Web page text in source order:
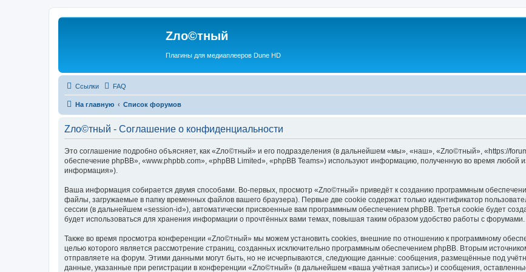
Zло©тный
Плагины для медиаплееров Dune HD
Ссылки FAQ
На главную Список форумов
Zло©тный - Соглашение о конфиденциальности
Это соглашение подробно объясняет, как «Zло©тный» и его подразделения (в дальнейшем «мы», «наш», «Zло©тный», «https://
обеспечение phpBB», «www.phpbb.com», «phpBB Limited», «phpBB Teams») используют информацию, полученную во время любой
информация»).
Ваша информация собирается двумя способами. Во-первых, просмотр «Zло©тный» приведёт к созданию программным
файлы, загружаемые в папку временных файлов вашего браузера). Первые две cookie содержат только идентификатор
сессии (в дальнейшем «session-id»), автоматически присвоенные вам программным обеспечением phpBB. Третья cookie будет
будет использоваться для хранения информации о прочтённых вами темах, повышая таким образом удобство работы с форумами.
Также во время просмотра конференции «Zло©тный» мы можем установить cookies, внешние по отношению к программному
целью которого является рассмотрение страниц, созданных исключительно программным обеспечением phpBB. Вторым
отправляете на форум. Этими данными могут быть, но не исчерпываются, следующие данные: сообщения, размещённые под
данные, указанные при регистрации в конференции «Zло©тный» (в дальнейшем «ваша учётная запись») и сообщения,